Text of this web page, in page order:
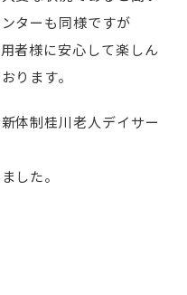
ターも同様ですが
者様に安心して楽しん
ります。
体制桂川老人デイサー
した。